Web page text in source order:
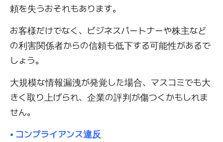
頼を失うおそれもあります。
お客様だけでなく、ビジネスパートナーや株主など
の利害関係者からの信頼も低下する可能性があるで
しょう。
大規模な情報漏洩が発覚した場合、マスコミでも大
きく取り上げられ、企業の評判が傷つくかもしれま
せん。
• コンプライアンス違反